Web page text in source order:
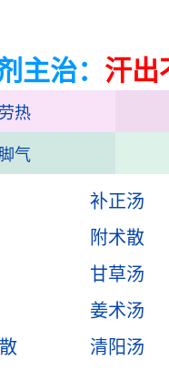
主治： 汗出
热
气
补正汤
附术散
甘草汤
姜术汤
清阳汤